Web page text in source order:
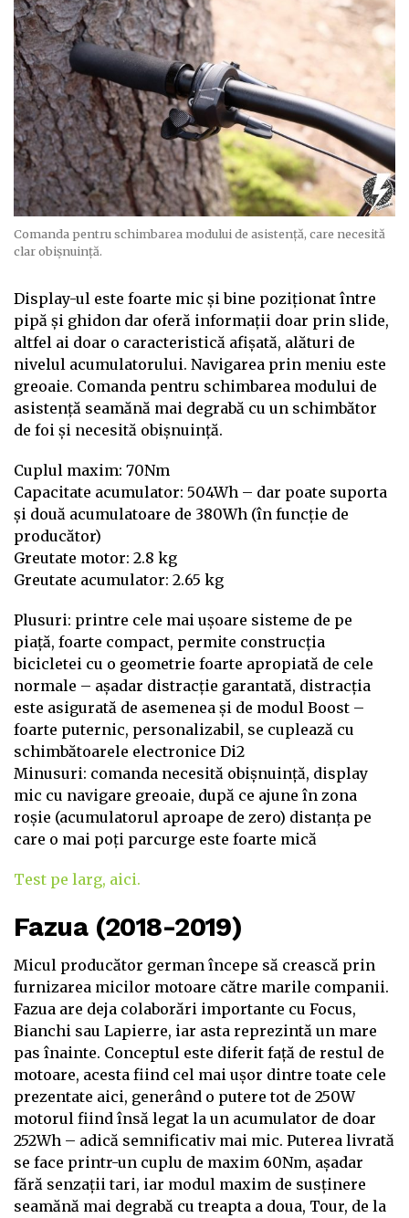
Comanda pentru schimbarea modului de asistență, care necesită
clar obișnuință.
Display-ul este foarte mic și bine poziționat între
pipă și ghidon dar oferă informații doar prin slide,
altfel ai doar o caracteristică afișată, alături de
nivelul acumulatorului. Navigarea prin meniu este
greoaie. Comanda pentru schimbarea modului de
asistență seamănă mai degrabă cu un schimbător
de foi și necesită obișnuință.
Cuplul maxim: 70Nm
Capacitate acumulator: 504Wh – dar poate suporta
și două acumulatoare de 380Wh (în funcție de
producător)
Greutate motor: 2.8 kg
Greutate acumulator: 2.65 kg
Plusuri: printre cele mai ușoare sisteme de pe
piață, foarte compact, permite construcția
bicicletei cu o geometrie foarte apropiată de cele
normale – așadar distracție garantată, distracția
este asigurată de asemenea și de modul Boost –
foarte puternic, personalizabil, se cuplează cu
schimbătoarele electronice Di2
Minusuri: comanda necesită obișnuință, display
mic cu navigare greoaie, după ce ajune în zona
roșie (acumulatorul aproape de zero) distanța pe
care o mai poți parcurge este foarte mică
Test pe larg, aici.
Fazua (2018-2019)
Micul producător german începe să crească prin
furnizarea micilor motoare către marile companii.
Fazua are deja colaborări importante cu Focus,
Bianchi sau Lapierre, iar asta reprezintă un mare
pas înainte. Conceptul este diferit față de restul de
motoare, acesta fiind cel mai ușor dintre toate cele
prezentate aici, generând o putere tot de 250W
motorul fiind însă legat la un acumulator de doar
252Wh – adică semnificativ mai mic. Puterea livrată
se face printr-un cuplu de maxim 60Nm, așadar
fără senzații tari, iar modul maxim de susținere
seamănă mai degrabă cu treapta a doua, Tour, de la